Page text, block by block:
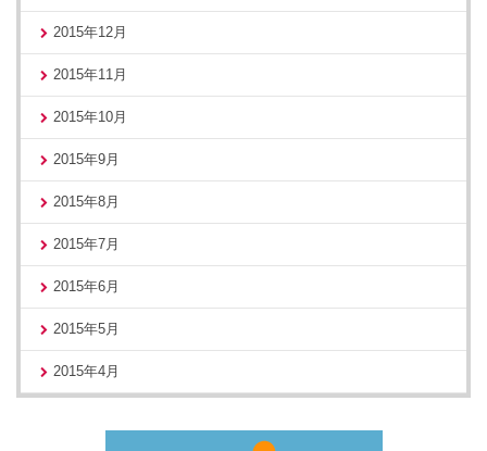
2015年12月
2015年11月
2015年10月
2015年9月
2015年8月
2015年7月
2015年6月
2015年5月
2015年4月